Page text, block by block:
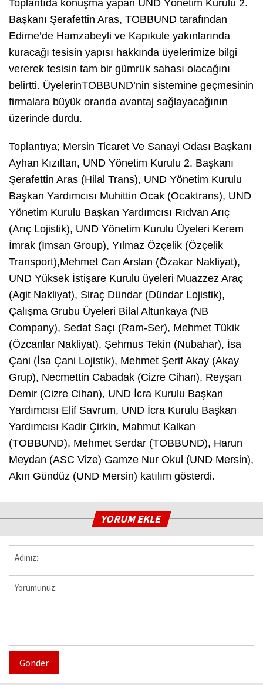
Toplantıda konuşma yapan UND Yönetim Kurulu 2.
Başkanı Şerafettin Aras, TOBBUND tarafından
Edirne’de Hamzabeyli ve Kapıkule yakınlarında
kuracağı tesisin yapısı hakkında üyelerimize bilgi
vererek tesisin tam bir gümrük sahası olacağını
belirtti. ÜyelerinTOBBUND’nin sistemine geçmesinin
firmalara büyük oranda avantaj sağlayacağının
üzerinde durdu.
Toplantıya; Mersin Ticaret Ve Sanayi Odası Başkanı
Ayhan Kızıltan, UND Yönetim Kurulu 2. Başkanı
Şerafettin Aras (Hilal Trans), UND Yönetim Kurulu
Başkan Yardımcısı Muhittin Ocak (Ocaktrans), UND
Yönetim Kurulu Başkan Yardımcısı Rıdvan Arıç
(Arıç Lojistik), UND Yönetim Kurulu Üyeleri Kerem
İmrak (İmsan Group), Yılmaz Özçelik (Özçelik
Transport),Mehmet Can Arslan (Özakar Nakliyat),
UND Yüksek İstişare Kurulu üyeleri Muazzez Araç
(Agit Nakliyat), Siraç Dündar (Dündar Lojistik),
Çalışma Grubu Üyeleri Bilal Altunkaya (NB
Company), Sedat Saçı (Ram-Ser), Mehmet Tükik
(Özcanlar Nakliyat), Şehmus Tekin (Nubahar), İsa
Çani (İsa Çani Lojistik), Mehmet Şerif Akay (Akay
Grup), Necmettin Cabadak (Cizre Cihan), Reyşan
Demir (Cizre Cihan), UND İcra Kurulu Başkan
Yardımcısı Elif Savrum, UND İcra Kurulu Başkan
Yardımcısı Kadir Çirkin, Mahmut Kalkan
(TOBBUND), Mehmet Serdar (TOBBUND), Harun
Meydan (ASC Vize) Gamze Nur Okul (UND Mersin),
Akın Gündüz (UND Mersin) katılım gösterdi.
YORUM EKLE
Gönder